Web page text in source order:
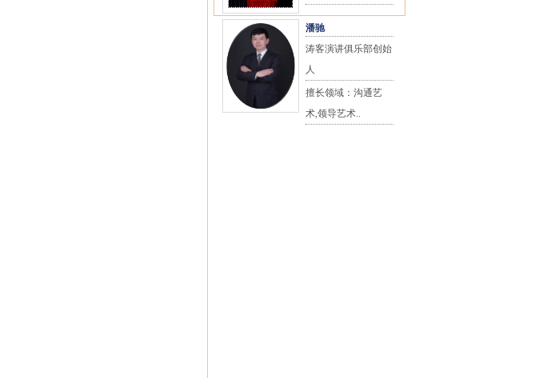
潘驰
涛客演讲俱乐部创始
人
擅长领域：沟通艺
术,领导艺术..